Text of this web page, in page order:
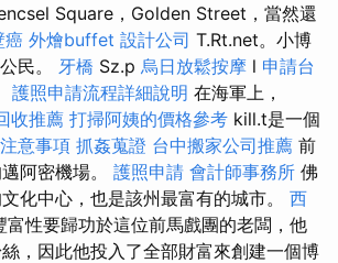
Square，Golden Street，當然還
癌 外燴buffet 設計公司 T.Rt.net。小博
民。 牙橋 Sz.p 烏日放鬆按摩 l 申請台
護照申請流程詳細說明 在海軍上，
收推薦 打掃阿姨的價格參考 kill.t是一個
意事項 抓姦蒐證 台中搬家公司推薦 前
阿密機場。 護照申請 會計師事務所 佛
化中心，也是該州最富有的城市。 西
富性要歸功於這位前馬戲團的老闆，他
，因此他投入了全部財富來創建一個博